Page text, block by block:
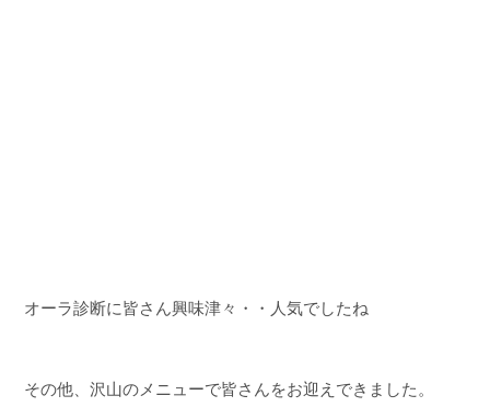
オーラ診断に皆さん興味津々・・人気でしたね
その他、沢山のメニューで皆さんをお迎えできました。